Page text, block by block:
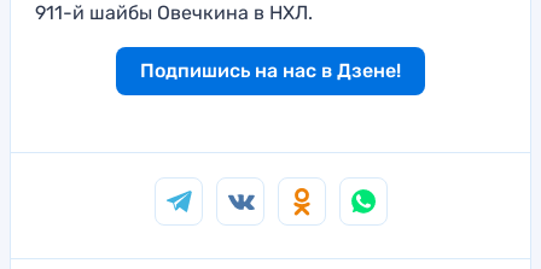
911-й шайбы Овечкина в НХЛ.
Подпишись на нас в Дзене!